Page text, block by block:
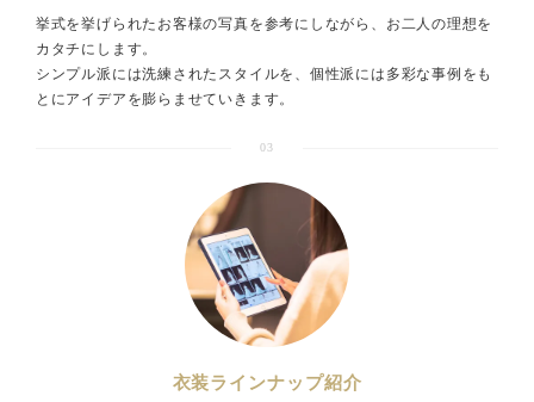
挙式を挙げられたお客様の写真を参考にしながら、お二人の理想を
カタチにします。
シンプル派には洗練されたスタイルを、個性派には多彩な事例をも
とにアイデアを膨らませていきます。
03
衣装ラインナップ紹介